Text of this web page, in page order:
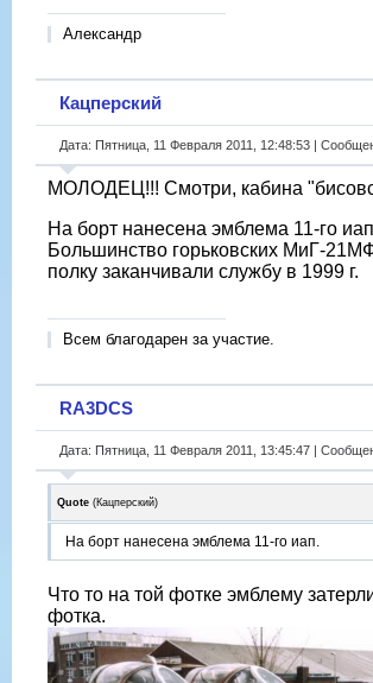
Александр
Кацперский
Дата: Пятница, 11 Февраля 2011, 12:48:53 |
МОЛОДЕЦ!!! Смотри, кабина
На борт нанесена эмблема 11-го
Большинство горьковских МиГ-
полку заканчивали службу в 1999 г.
Всем благодарен за участие.
RA3DCS
Дата: Пятница, 11 Февраля 2011, 13:45:47 |
Quote (Кацперский)
На борт нанесена эмблема 11-го иап.
Что то на той фотке эмблему
фотка.